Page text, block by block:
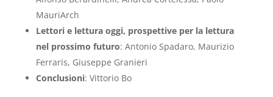
MauriArch
Lettori e lettura oggi, prospettive per la lettura
nel prossimo futuro: Antonio Spadaro, Maurizio
Ferraris, Giuseppe Granieri
Conclusioni: Vittorio Bo